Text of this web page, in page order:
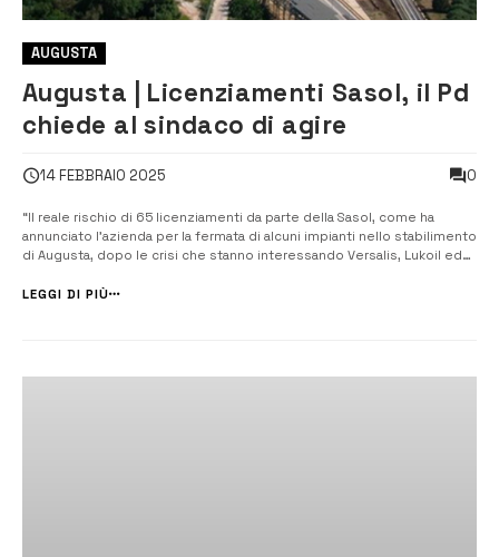
AUGUSTA
Augusta | Licenziamenti Sasol, il Pd
chiede al sindaco di agire
14 FEBBRAIO 2025 0
“Il reale rischio di 65 licenziamenti da parte della Sasol, come ha
annunciato l’azienda per la fermata di alcuni impianti nello stabilimento
di Augusta, dopo le crisi che stanno interessando Versalis, Lukoil ed
fragile economia della zona industriale siracusana”. Lo di...
LEGGI DI PIÙ